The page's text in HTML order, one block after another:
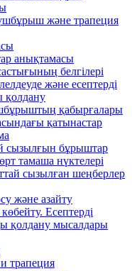
және трапеция
анықтамасы
белгілері
және есептерді
қолдану
қабырғалары
қатынастар
сызылғын бұрыштар
тамаша нүктелері
сызылған шеңберлер
және азайту
Есептерді
қолдану мысалдары
трапеция